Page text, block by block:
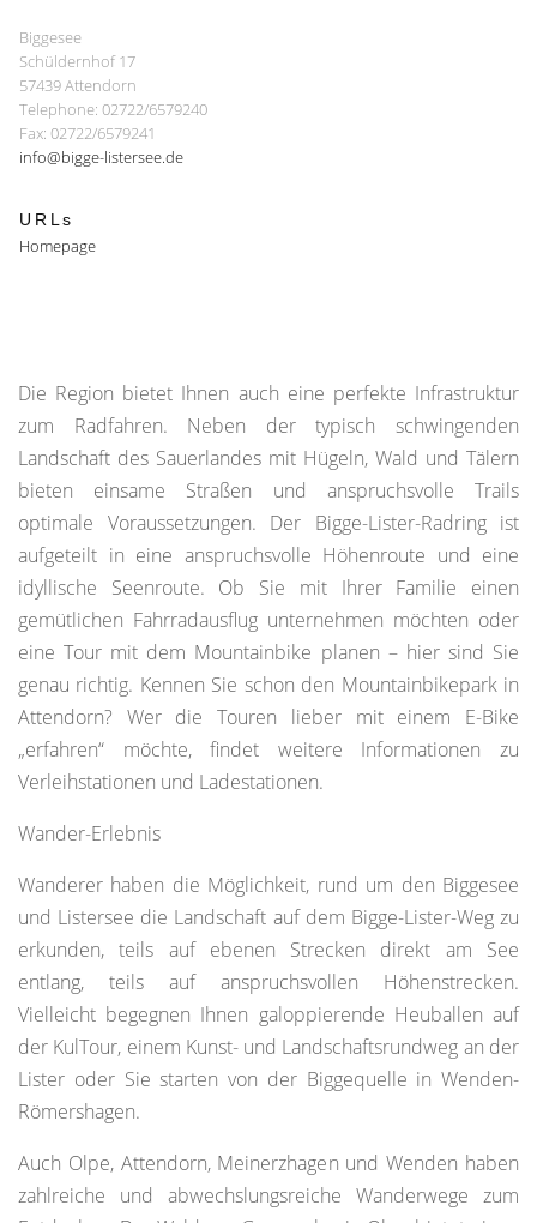
Biggesee
Schüldernhof 17
57439 Attendorn
Telephone: 02722/6579240
Fax: 02722/6579241
info@bigge-listersee.de
URLs
Homepage
Die Region bietet Ihnen auch eine perfekte Infrastruktur
zum Radfahren. Neben der typisch schwingenden
Landschaft des Sauerlandes mit Hügeln, Wald und Tälern
bieten einsame Straßen und anspruchsvolle Trails
optimale Voraussetzungen. Der Bigge-Lister-Radring ist
aufgeteilt in eine anspruchsvolle Höhenroute und eine
idyllische Seenroute. Ob Sie mit Ihrer Familie einen
gemütlichen Fahrradausflug unternehmen möchten oder
eine Tour mit dem Mountainbike planen – hier sind Sie
genau richtig. Kennen Sie schon den Mountainbikepark in
Attendorn? Wer die Touren lieber mit einem E-Bike
„erfahren“ möchte, findet weitere Informationen zu
Verleihstationen und Ladestationen.
Wander-Erlebnis
Wanderer haben die Möglichkeit, rund um den Biggesee
und Listersee die Landschaft auf dem Bigge-Lister-Weg zu
erkunden, teils auf ebenen Strecken direkt am See
entlang, teils auf anspruchsvollen Höhenstrecken.
Vielleicht begegnen Ihnen galoppierende Heuballen auf
der KulTour, einem Kunst- und Landschaftsrundweg an der
Lister oder Sie starten von der Biggequelle in Wenden-
Römershagen.
Auch Olpe, Attendorn, Meinerzhagen und Wenden haben
zahlreiche und abwechslungsreiche Wanderwege zum